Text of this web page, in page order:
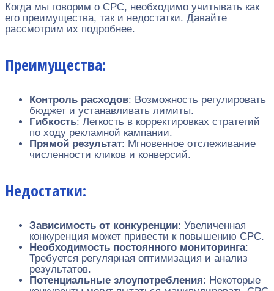
Когда мы говорим о CPC, необходимо учитывать как
его преимущества, так и недостатки. Давайте
рассмотрим их подробнее.
Преимущества:
Контроль расходов: Возможность регулировать
бюджет и устанавливать лимиты.
Гибкость: Легкость в корректировках стратегий
по ходу рекламной кампании.
Прямой результат: Мгновенное отслеживание
численности кликов и конверсий.
Недостатки:
Зависимость от конкуренции: Увеличенная
конкуренция может привести к повышению CPC.
Необходимость постоянного мониторинга:
Требуется регулярная оптимизация и анализ
результатов.
Потенциальные злоупотребления: Некоторые